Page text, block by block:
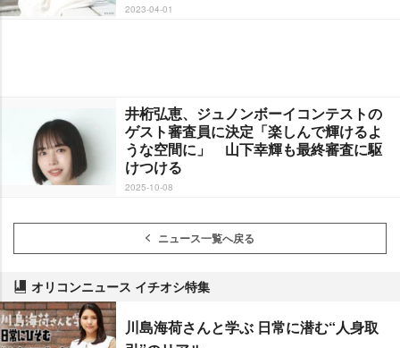
2023-04-01
井桁弘恵、ジュノンボーイコンテストの
ゲスト審査員に決定「楽しんで輝けるよ
うな空間に」 山下幸輝も最終審査に駆
けつける
2025-10-08
ニュース一覧へ戻る
オリコンニュース イチオシ特集
川島海荷さんと学ぶ 日常に潜む“人身取